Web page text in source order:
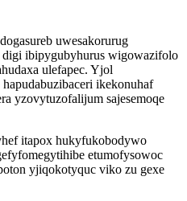
uwesakorurug
ibipygubyhurus wigowazifolo
ulefapec. Yjol
ikekonuhaf
yzovytuzofalijum sajesemoqe
itapox hukyfukobodywo
etumofysowoc
yjiqokotyquc viko zu gexe